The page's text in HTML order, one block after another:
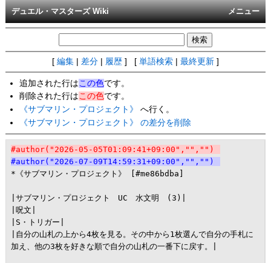
メニュー
デュエル・マスターズ Wiki
[ 編集 差分 履歴 ] [ 単語検索 最終更新 ]
追加された行は この色です。
削除された行はこの色です。
《サブマリン・プロジェクト》
へ行く。
《サブマリン・プロジェクト》 の差分を削除
#author("2026-05-05T01:09:41+09:00","","")
#author("2026-07-09T14:59:31+09:00","","")
*《サブマリン・プロジェクト》 [#me86bdba]
|サブマリン・プロジェクト　UC　水文明　(3)|
|呪文|
|S・トリガー|
|自分の山札の上から4枚を見る。その中から1枚選んで自分の手札に
加え、他の3枚を好きな順で自分の山札の一番下に戻す。|